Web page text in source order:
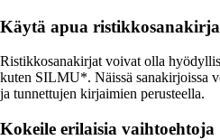
Käytä apua
Ristikkosanakirjat voivat olla
kuten SILMU*. Näissä sanakirjoissa
ja tunnettujen kirjaimien perusteella.
Kokeile erilaisia vaihtoehtoja